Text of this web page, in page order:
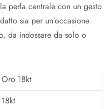
perla centrale con un gesto
sia per un’occasione
da indossare da solo o
Oro 18kt
18kt